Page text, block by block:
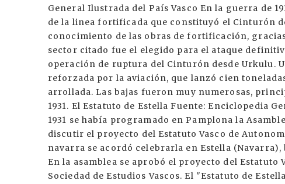
General Ilustrada del País Vasco En la guerra de
de la linea fortificada que constituyó el Cinturón
conocimiento de las obras de fortificación,
sector citado fue el elegido para el ataque
operación de ruptura del Cinturón desde Urkulu.
reforzada por la aviación, que lanzó cien
arrollada. Las bajas fueron muy numerosas,
1931. El Estatuto de Estella Fuente: Enciclopedia
1931 se había programado en Pamplona la
discutir el proyecto del Estatuto Vasco de
navarra se acordó celebrarla en Estella
En la asamblea se aprobó el proyecto del Estatuto
Sociedad de Estudios Vascos. El "Estatuto de